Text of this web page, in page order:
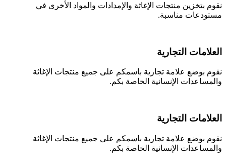
نقوم بتخزين منتجات الإغاثة والإمدادات والمواد الأخرى في
مستودعات مناسبة.
العلامات التجارية
نقوم بوضع علامة تجارية باسمكم على جميع منتجات الإغاثة
والمساعدات الإنسانية الخاصة بكم.
العلامات التجارية
نقوم بوضع علامة تجارية باسمكم على جميع منتجات الإغاثة
والمساعدات الإنسانية الخاصة بكم.